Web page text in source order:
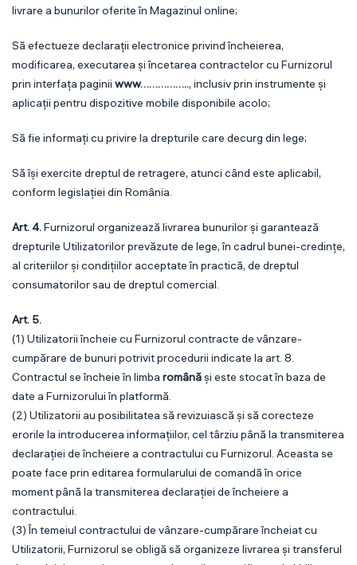
livrare a bunurilor oferite în Magazinul online;
Să efectueze declarații electronice privind încheierea,
modificarea, executarea și încetarea contractelor cu Furnizorul
prin interfața paginii www…………….., inclusiv prin instrumente și
aplicații pentru dispozitive mobile disponibile acolo;
Să fie informați cu privire la drepturile care decurg din lege;
Să își exercite dreptul de retragere, atunci când este aplicabil,
conform legislației din România.
Art. 4.Furnizorul organizează livrarea bunurilor și garantează
drepturile Utilizatorilor prevăzute de lege, în cadrul bunei-credințe,
al criteriilor și condițiilor acceptate în practică, de dreptul
consumatorilor sau de dreptul comercial.
Art. 5.
(1) Utilizatorii încheie cu Furnizorul contracte de vânzare-
cumpărare de bunuri potrivit procedurii indicate la art. 8.
Contractul se încheie în limba românăși este stocat în baza de
date a Furnizorului în platformă.
(2) Utilizatorii au posibilitatea să revizuiască și să corecteze
erorile la introducerea informațiilor, cel târziu până la transmiterea
declarației de încheiere a contractului cu Furnizorul. Aceasta se
poate face prin editarea formularului de comandă în orice
moment până la transmiterea declarației de încheiere a
contractului.
(3) În temeiul contractului de vânzare-cumpărare încheiat cu
Utilizatorii, Furnizorul se obligă să organizeze livrarea și transferul